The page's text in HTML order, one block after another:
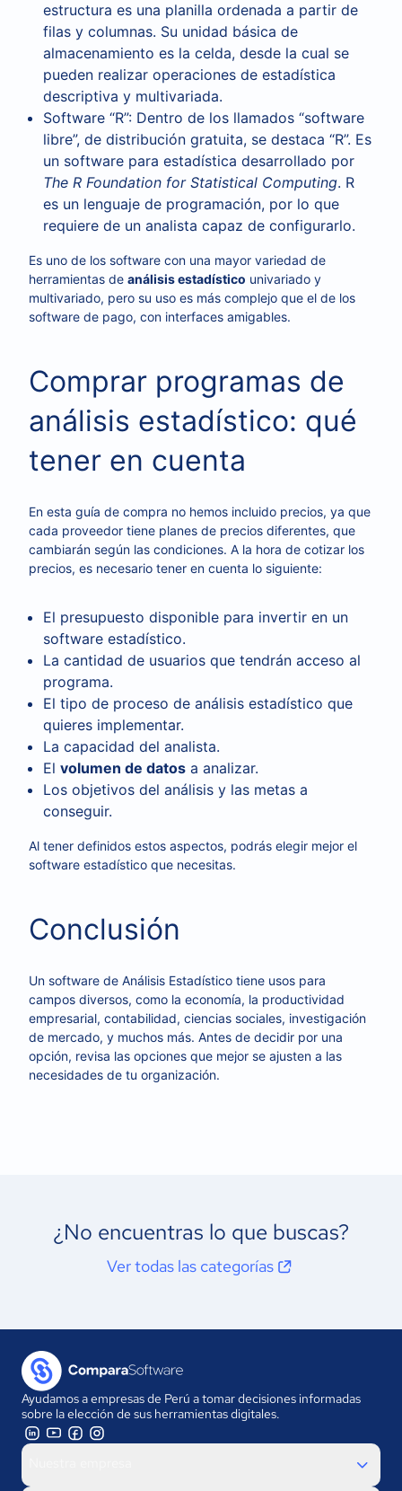
estructura es una planilla ordenada a partir de
filas y columnas. Su unidad básica de
almacenamiento es la celda, desde la cual se
pueden realizar operaciones de estadística
descriptiva y multivariada.
Software “R”: Dentro de los llamados “software
libre”, de distribución gratuita, se destaca “R”. Es
un software para estadística desarrollado por
The R Foundation for Statistical Computing. R
es un lenguaje de programación, por lo que
requiere de un analista capaz de configurarlo.
Es uno de los software con una mayor variedad de
herramientas de análisis estadístico univariado y
multivariado, pero su uso es más complejo que el de los
software de pago, con interfaces amigables.
Comprar programas de
análisis estadístico: qué
tener en cuenta
En esta guía de compra no hemos incluido precios, ya que
cada proveedor tiene planes de precios diferentes, que
cambiarán según las condiciones. A la hora de cotizar los
precios, es necesario tener en cuenta lo siguiente:
El presupuesto disponible para invertir en un
software estadístico.
La cantidad de usuarios que tendrán acceso al
programa.
El tipo de proceso de análisis estadístico que
quieres implementar.
La capacidad del analista.
El volumen de datos a analizar.
Los objetivos del análisis y las metas a
conseguir.
Al tener definidos estos aspectos, podrás elegir mejor el
software estadístico que necesitas.
Conclusión
Un software de Análisis Estadístico tiene usos para
campos diversos, como la economía, la productividad
empresarial, contabilidad, ciencias sociales, investigación
de mercado, y muchos más. Antes de decidir por una
opción, revisa las opciones que mejor se ajusten a las
necesidades de tu organización.
¿No encuentras lo que buscas?
Ver todas las categorías
Ayudamos a empresas de Perú a tomar decisiones informadas
sobre la elección de sus herramientas digitales.